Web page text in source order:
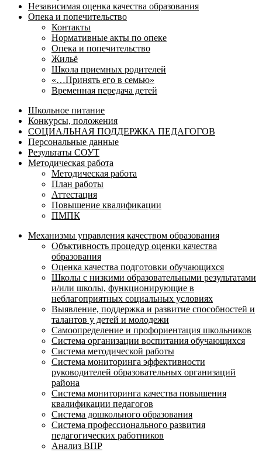
Независимая оценка качества образования
Опека и попечительство
Контакты
Нормативные акты по опеке
Опека и попечительство
Жильё
Школа приемных родителей
«…Принять его в семью»
Временная передача детей
Школьное питание
Конкурсы, положения
СОЦИАЛЬНАЯ ПОДДЕРЖКА ПЕДАГОГОВ
Персональные данные
Результаты СОУТ
Методическая работа
Методическая работа
План работы
Аттестация
Повышение квалификации
ПМПК
Механизмы управления качеством образования
Объктивность процедур оценки качества
образования
Оценка качества подготовки обучающихся
Школы с низкими образовательными результатами
и/или школы, функционирующие в
неблагоприятных социальных условиях
Выявление, поддержка и развитие способностей и
талантов у детей и молодежи
Самоопределение и профориентация школьников
Система организации воспитания обучающихся
Система методической работы
Система мониторинга эффективности
руководителей образовательных организаций
района
Система мониторинга качества повышения
квалификации педагогов
Система дошкольного образования
Система профессионального развития
педагогических работников
Анализ ВПР